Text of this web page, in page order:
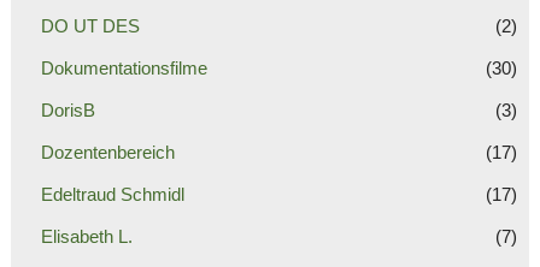
DO UT DES (2)
Dokumentationsfilme (30)
DorisB (3)
Dozentenbereich (17)
Edeltraud Schmidl (17)
Elisabeth L. (7)